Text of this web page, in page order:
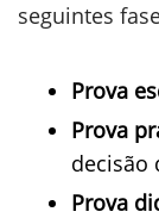
seguintes
Prova
Prova
decisão
Prova